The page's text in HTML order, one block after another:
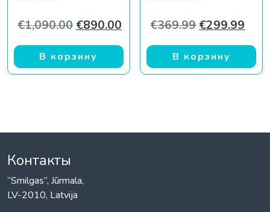
€1,090.00 Первоначальная цена
€890.00 Текущая цена: €890.00.
В корзину
€369.99 €299.99
В корзину
Контакты
“Smilgas”, Jūrmala,
LV-2010, Latvija